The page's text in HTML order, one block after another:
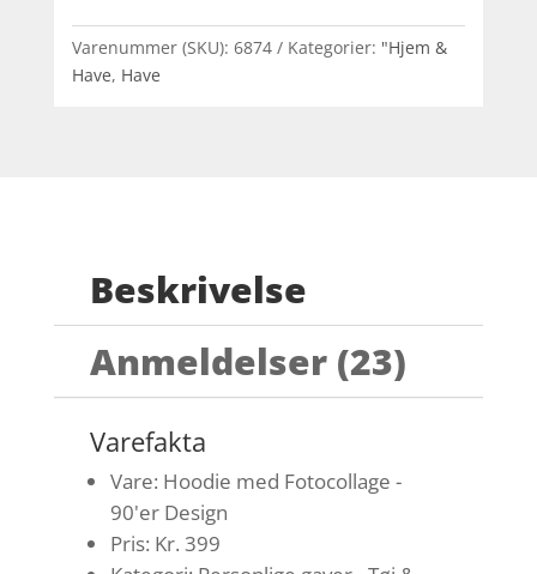
Varenummer (SKU): 6874 Kategorier: "Hjem &
Have, Have
Beskrivelse
Anmeldelser (23)
Varefakta
Vare: Hoodie med Fotocollage -
90'er Design
Pris: Kr. 399